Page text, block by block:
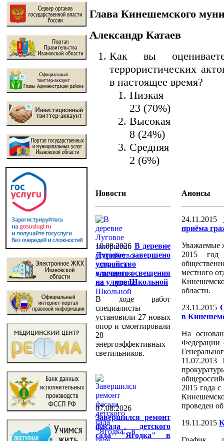
Глава Кинешемского
Александр Катаев
Как вы оцениваете
террористических
в настоящее время?
Низкая
23 (70%)
Высокая
8 (24%)
Средняя
2 (6%)
Новости
10.08.2026 В деревне
Луговое завершено
устройство
уличного освещения
на улице Школьной
В ходе работ
специалисты
установили 27 новых
опор и смонтировали
28
энергоэффективных
светильников.
07.08.2026
Завершился ремонт
фасада детского
сада "Ягодка" в
Анонсы
24.11.2015
приёма
Уважаемые
2015
местного
области.
23.11.2015
в
На
Федерации
2015 года
проведен
19.11.2015